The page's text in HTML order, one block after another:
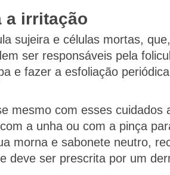
a irritação
sujeira e células mortas,
ser responsáveis pela
e fazer a esfoliação
mesmo com esses
a unha ou com a pinça
morna e sabonete neutro,
deve ser prescrita por um